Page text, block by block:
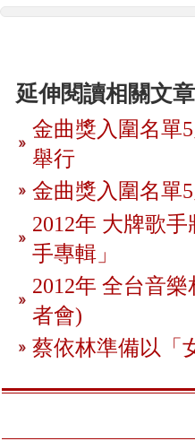
延伸閱讀相關文章
金曲獎入圍名單
舉行
金曲獎入圍名單
2012年 大牌歌
手專輯」
2012年 全台音
者會)
蔡依林準備以「